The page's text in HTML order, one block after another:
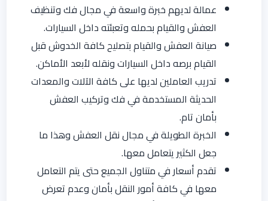
عمالة لديهم خبرة واسعة في مجال فك وتنظيف
العفش والقيام بحمله وتعبئته داخل السيارات.
صيانة العفش والقيام بتصليح كافة الخدوش قبل
القيام برصه داخل السيارات ونقله لأبعد الأماكن.
تدريب العاملين لديها على كافة الآلات والمعدات
الحديثة المستخدمة في فك وتركيب العفش
بأمان تام.
الخبرة الطويلة في مجال نقل العفش وهذا ما
جعل الكثير يتعامل معها.
تقدم أسعار في متناول الجميع حتى يتم التعامل
معها في كافة أمور النقل بأمان وعدم تعرض